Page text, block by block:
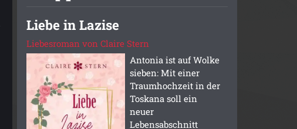
Liebe in Lazise
Liebesroman von Claire Stern
Antonia ist auf Wolke
sieben: Mit einer
Traumhochzeit in der
Toskana soll ein
neuer
Lebensabschnitt